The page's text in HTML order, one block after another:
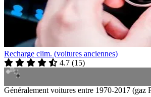
Recharge clim. (voitures anciennes)
4.7 (15)
Généralement voitures entre 1970-2017 (gaz